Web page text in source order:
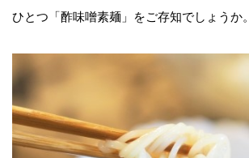
ひとつ「酢味噌素麺」をご存知でしょうか。